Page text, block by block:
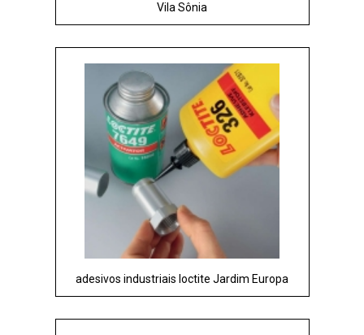
Vila Sônia
adesivos industriais loctite Jardim Europa